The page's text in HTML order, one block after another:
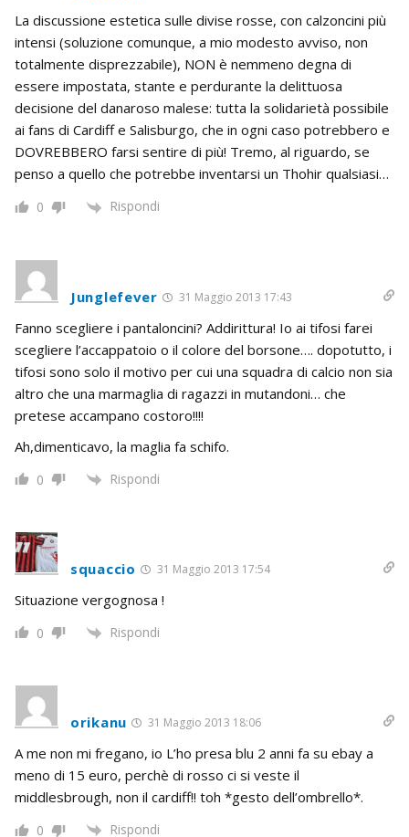
La discussione estetica sulle divise rosse, con calzoncini più
intensi (soluzione comunque, a mio modesto avviso, non
totalmente disprezzabile), NON è nemmeno degna di
essere impostata, stante e perdurante la delittuosa
decisione del danaroso malese: tutta la solidarietà possibile
ai fans di Cardiff e Salisburgo, che in ogni caso potrebbero e
DOVREBBERO farsi sentire di più! Tremo, al riguardo, se
penso a quello che potrebbe inventarsi un Thohir qualsiasi…
0 Rispondi
Junglefever 31 Maggio 2013 17:43
Fanno scegliere i pantaloncini? Addirittura! Io ai tifosi farei
scegliere l’accappatoio o il colore del borsone…. dopotutto, i
tifosi sono solo il motivo per cui una squadra di calcio non sia
altro che una marmaglia di ragazzi in mutandoni… che
pretese accampano costoro!!!!
Ah,dimenticavo, la maglia fa schifo.
0 Rispondi
squaccio 31 Maggio 2013 17:54
Situazione vergognosa !
0 Rispondi
orikanu 31 Maggio 2013 18:06
A me non mi fregano, io L’ho presa blu 2 anni fa su ebay a
meno di 15 euro, perchè di rosso ci si veste il
middlesbrough, non il cardiff!! toh *gesto dell’ombrello*.
0 Rispondi